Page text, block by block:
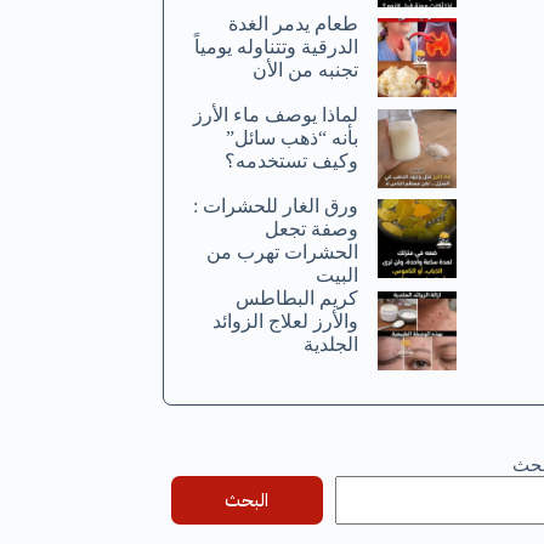
طعام يدمر الغدة
الدرقية وتتناوله يومياً
تجنبه من الأن
لماذا يوصف ماء الأرز
بأنه “ذهب سائل”
وكيف تستخدمه؟
ورق الغار للحشرات :
وصفة تجعل
الحشرات تهرب من
البيت
كريم البطاطس
والأرز لعلاج الزوائد
الجلدية
البحث